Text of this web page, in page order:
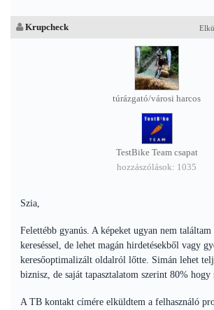
Krupcheck
túrázgató/városi harcos
TestBike Team csapat
hozzászólások: 1035
Szia,
Felettébb gyanús. A képeket ugyan nem
kereséssel, de lehet magán hirdetésekből vagy
keresőoptimalizált oldalról lőtte. Simán lehet
biznisz, de saját tapasztalatom szerint 80% hogy
A TB kontakt címére elküldtem a felhasználó